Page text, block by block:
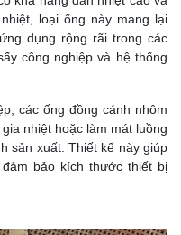
loại ống này mang lại
dụng rộng rãi trong các
công nghiệp và hệ thống
các ống đồng cánh nhôm
nhiệt hoặc làm mát luồng
sản xuất. Thiết kế này giúp
bảo kích thước thiết bị